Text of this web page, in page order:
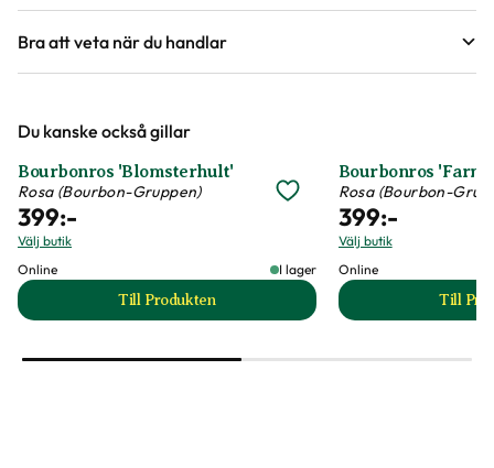
Guide
Att köpa barrotade rosor bli alltmer populärt. Plantorna finns
plantorna är lätta att transportera.
Bra att veta när du handlar
Vi försöker alltid ange växternas ungefärliga
mått, men då växter är levande och alla växter
är unika så kan måtten och din växts utseende
variera något från informationen och fotona på
hemsidan.
Växter är levande varor
Du kanske också gillar
Bourbonros 'Blomsterhult'
Rosa (Bourbon-Gruppen)
399:-
Välj butik
Online
I lager
Till Produkten
till Bourbonros 'Blomsterhult' produktsida
Bourbonros
Rosa (Bourbon-
399:-
Välj butik
Online
Till